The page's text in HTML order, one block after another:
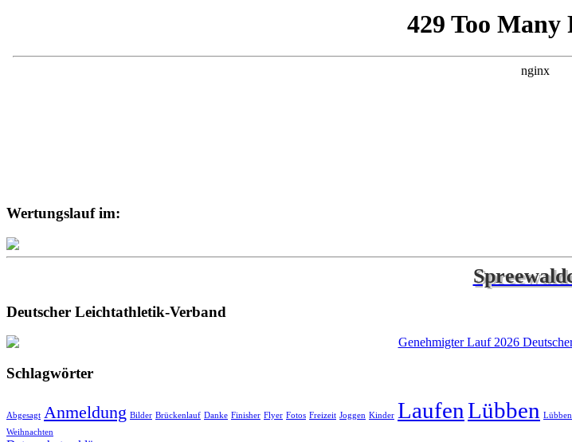
Wertungslauf im:
Deutscher Leichtathletik-Verband
Schlagwörter
Abgesagt Anmeldung Bilder Brückenlauf Danke Finisher Flyer Fotos Freizeit Joggen Kinder LaufenLübben
Weihnachten